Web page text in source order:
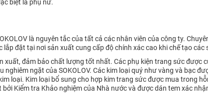
biệt là phụ nữ.
là nguyên tắc của tất cả các nhân viên của công ty.
đặt tại nơi sản xuất cung cấp độ chính xác cao khi chế tạo các
đảm bảo chất lượng tốt nhất. Các phụ kiện trang sức được
nghiêm ngặt của SOKOLOV. Các kim loại quý như vàng và bạc
loại. Kim loại bổ sung cho hợp kim trang sức được mua trong
Kiểm tra Khảo nghiệm của Nhà nước và được dán tem xác